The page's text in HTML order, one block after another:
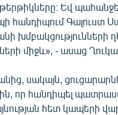
Եվ
հանդիպում Գալուստ
խմբակցությունների
միջև», - ասաց
սակայն,
որ հանդիպել
հետ կապերի